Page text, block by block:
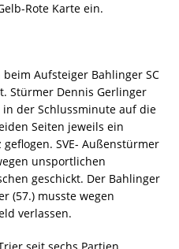
Rote Karte ein.
Aufsteiger Bahlinger SC
Stürmer Dennis Gerlinger
der Schlussminute auf die
Seiten jeweils ein
SVE- Außenstürmer
unsportlichen
geschickt. Der Bahlinger
(57.) musste wegen
verlassen.